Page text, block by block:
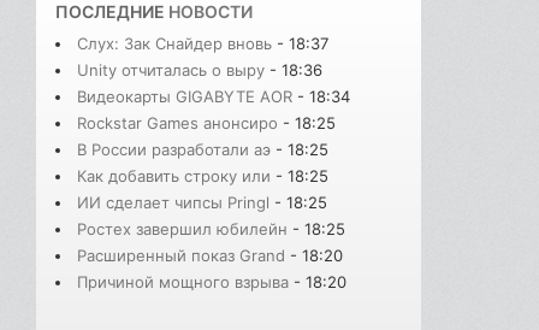
ПОСЛЕДНИЕ НОВОСТИ
Слух: Зак Снайдер вновь - 18:37
Unity отчиталась о выру - 18:36
Видеокарты GIGABYTE AOR - 18:34
Rockstar Games анонсиро - 18:25
В России разработали аэ - 18:25
Как добавить строку или - 18:25
ИИ сделает чипсы Pringl - 18:25
Ростех завершил юбилейн - 18:25
Расширенный показ Grand - 18:20
Причиной мощного взрыва - 18:20